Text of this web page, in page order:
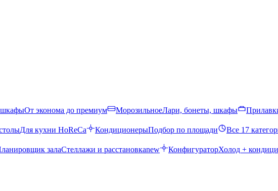
шкафыОт эконома до премиум МорозильноеЛари, бонеты, шкафы
Для кухни HoReCa КондиционерыПодбор по площади Все 17
залаСтеллажи и расстановкаnew КонфигураторХолод +